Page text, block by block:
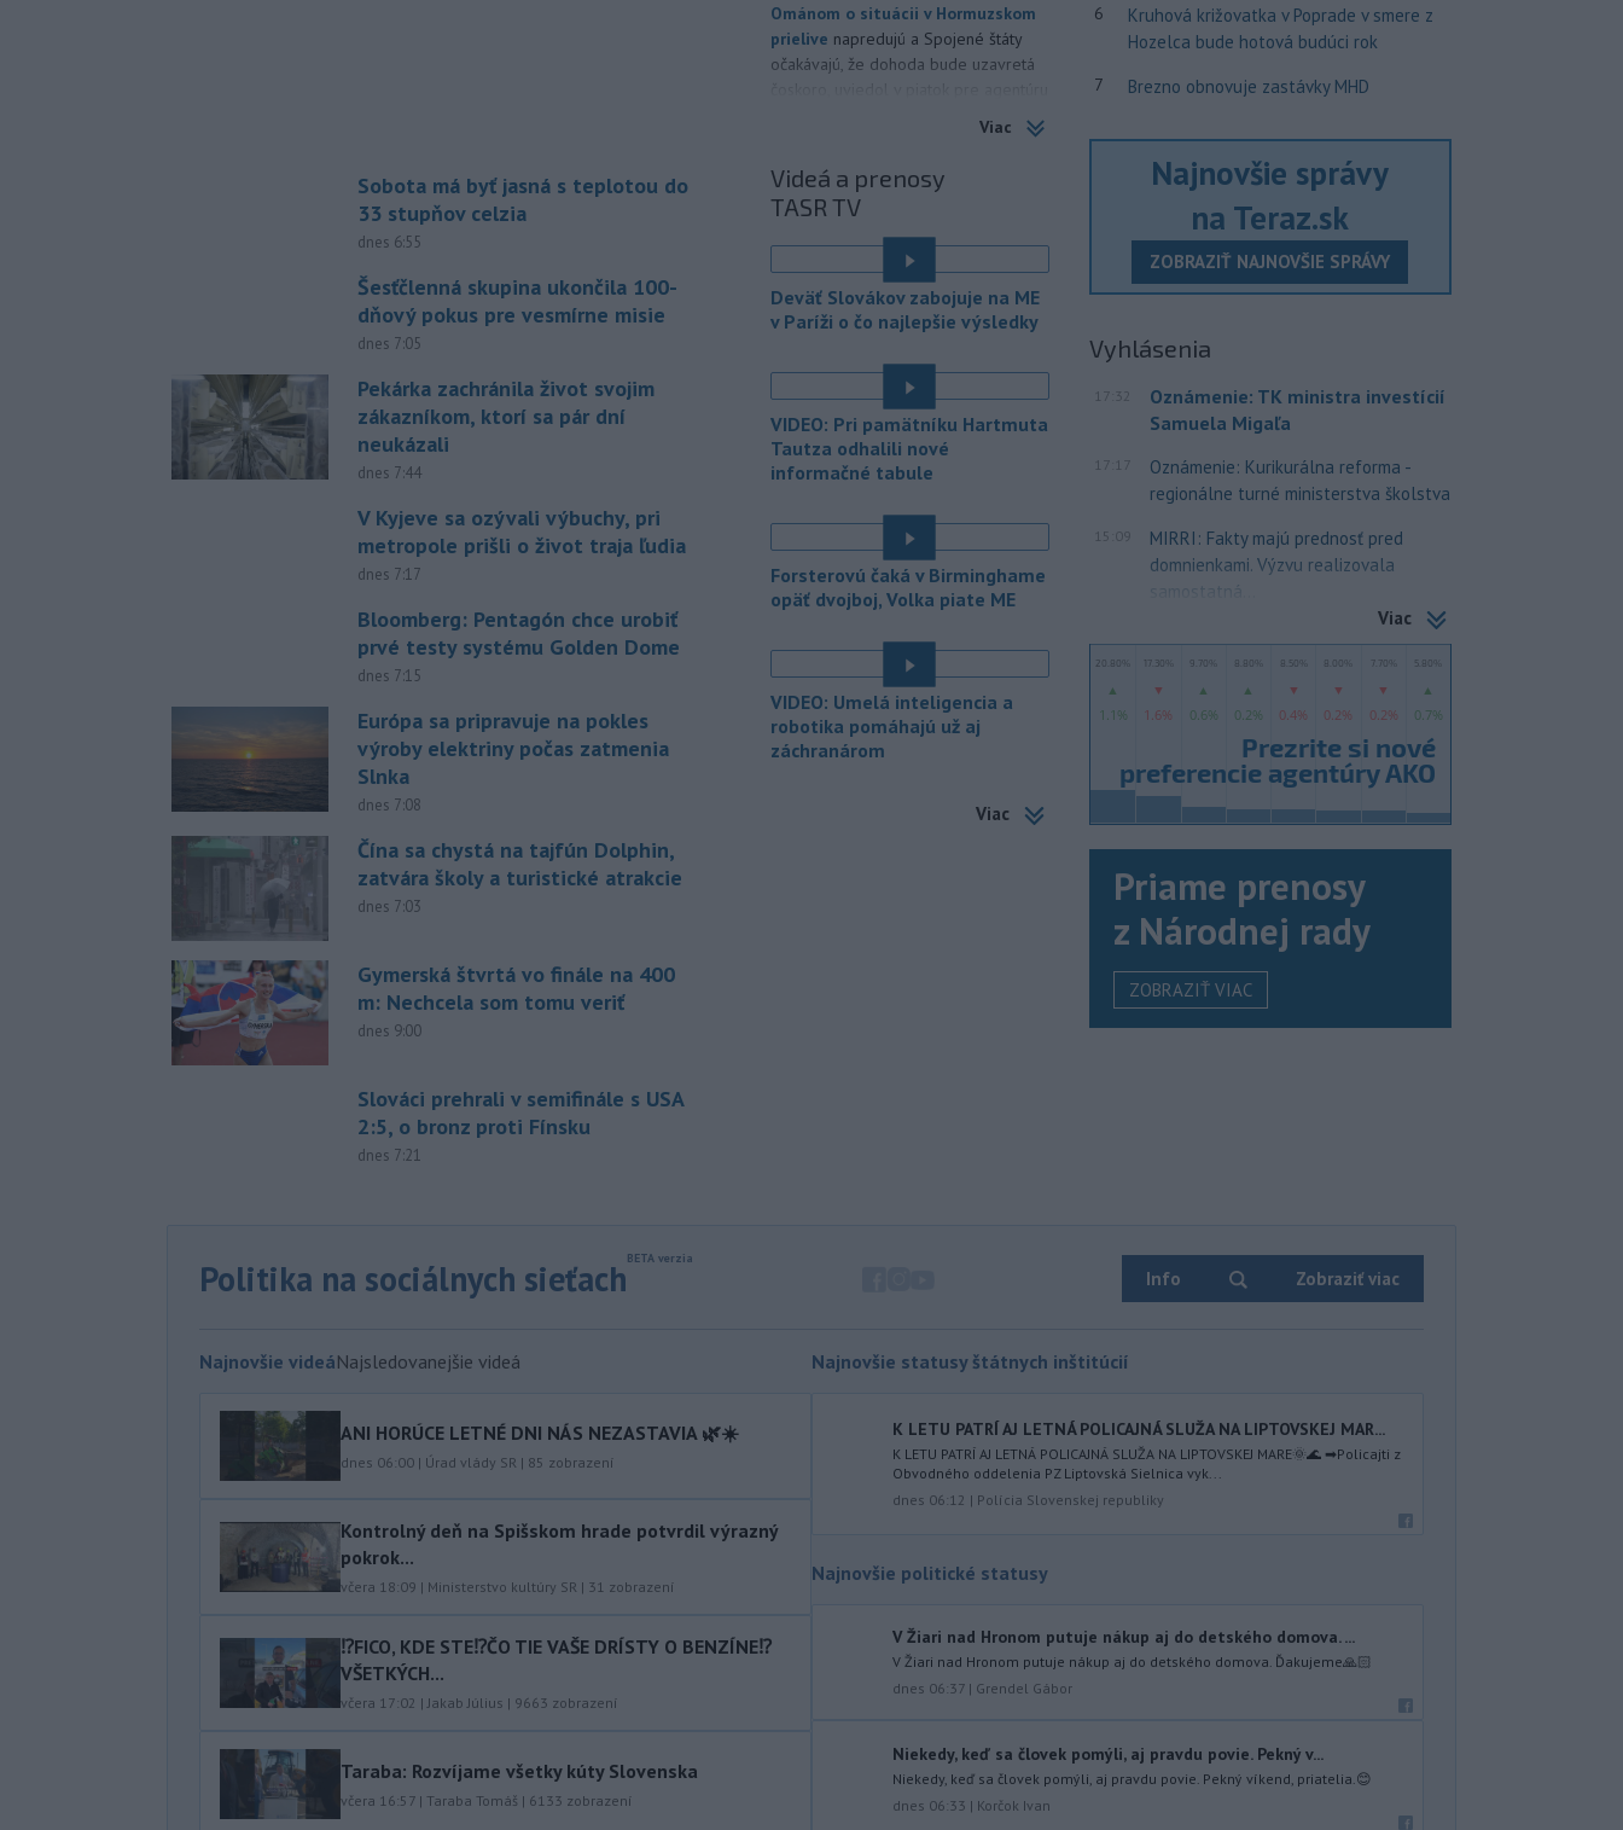
Sobota má byť jasná s teplotou do
33 stupňov celzia
dnes 6:55
Šesťčlenná skupina ukončila 100-
dňový pokus pre vesmírne misie
dnes 7:05
Pekárka zachránila život svojim
zákazníkom, ktorí sa pár dní
neukázali
dnes 7:44
V Kyjeve sa ozývali výbuchy, pri
metropole prišli o život traja ľudia
dnes 7:17
Bloomberg: Pentagón chce urobiť
prvé testy systému Golden Dome
dnes 7:15
Európa sa pripravuje na pokles
výroby elektriny počas zatmenia
Slnka
dnes 7:08
Čína sa chystá na tajfún Dolphin,
zatvára školy a turistické atrakcie
dnes 7:03
Gymerská štvrtá vo finále na 400
m: Nechcela som tomu veriť
dnes 9:00
Slováci prehrali v semifinále s USA
2:5, o bronz proti Fínsku
dnes 7:21
Ománom o situácii v Hormuzskom
prielive napredujú a Spojené štáty
očakávajú, že dohoda bude uzavretá
07:01 - Úrady vo východnej Číne v
sobotu zatvorili školy a mnohé
lokality v reakcii na tajfún
Dolphin, ktorý sa blíži k pevnine. TASR
o tom informuje na základe správy
agentúry AP.
Arnaldi vypadol na turnaji ATP
Masters 1000 v Montreale už v 3.
kole dvojhry.
20:18 - Pri požiari lesného porastu v
takmer 50 hasičov.
20:01 - Vláda Konžskej
demokratickej republiky (KDR) v
zásielkach oxidu kobaltnatého
vyvážaných do Číny nachádza urán.
19:49 - Senát Spojených štátov v
piatok schválil návrh zákona o
rafinéria s tým, že obyvateľom nehrozí
nebezpečenstvo.
Jedným zo zdravotných rizík
na festivale môže byť vyššia
hluku. Je preto dobré držať sa
ďalej od reproduktorov, používať
chrániče sluchu či dodržiavať
členstvo
v Bezpečnostnej rade
Organizácie Spojených národov (OSN)
na roky 2028 až 2029 písomne
Násilie páchané pre rasovú
nenávisť alebo pre príslušnosť k
Viac
Videá a prenosy
TASR TV
Deväť Slovákov zabojuje na ME
v Paríži o čo najlepšie výsledky
VIDEO: Pri pamätníku Hartmuta
Tautza odhalili nové
informačné tabule
Forsterovú čaká v Birminghame
opäť dvojboj, Volka piate ME
VIDEO: Umelá inteligencia a
robotika pomáhajú už aj
záchranárom
Viac
6
Kruhová križovatka v Poprade v smere z
Hozelca bude hotová budúci rok
7 Brezno obnovuje zastávky MHD
Najnovšie správy
na Teraz.sk
ZOBRAZIŤ NAJNOVŠIE SPRÁVY
Vyhlásenia
17:32
Oznámenie: TK ministra investícií
Samuela Migaľa
17:17
Oznámenie: Kurikurálna reforma -
regionálne turné ministerstva školstva
15:09
MIRRI: Fakty majú prednosť pred
domnienkami. Výzvu realizovala
samostatná...
Viac
Priame prenosy
z Národnej rady
ZOBRAZIŤ VIAC
Politika na sociálnych sieťach Info Zobraziť viac
Najnovšie videáNajsledovanejšie videá
ANI HORÚCE LETNÉ DNI NÁS NEZASTAVIA 🌿☀️
dnes 06:00 | Úrad vlády SR | 85 zobrazení
Kontrolný deň na Spišskom hrade potvrdil výrazný
pokrok...
včera 18:09 | Ministerstvo kultúry SR | 31 zobrazení
⁉️FICO, KDE STE⁉️ČO TIE VAŠE DRÍSTY O BENZÍNE⁉️
VŠETKÝCH...
včera 17:02 | Jakab Július | 9663 zobrazení
Taraba: Rozvíjame všetky kúty Slovenska
včera 16:57 | Taraba Tomáš | 6133 zobrazení
Najnovšie statusy štátnych inštitúcií
K LETU PATRÍ AJ LETNÁ POLICAJNÁ SLUŽA NA LIPTOVSKEJ MAR...
K LETU PATRÍ AJ LETNÁ POLICAJNÁ SLUŽA NA LIPTOVSKEJ MARE🌞🌊 ➡Policajti z
Obvodného oddelenia PZ Liptovská Sielnica vyk...
dnes 06:12 | Polícia Slovenskej republiky
Najnovšie politické statusy
V Žiari nad Hronom putuje nákup aj do detského domova. ...
V Žiari nad Hronom putuje nákup aj do detského domova. Ďakujeme🙏🏻
dnes 06:37 | Grendel Gábor
Niekedy, keď sa človek pomýli, aj pravdu povie. Pekný v...
Niekedy, keď sa človek pomýli, aj pravdu povie. Pekný víkend, priatelia.😊
dnes 06:33 | Korčok Ivan